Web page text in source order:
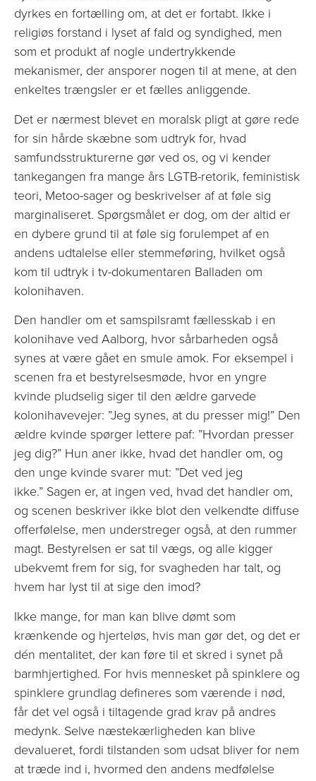
dyrkes en fortælling om, at det er fortabt. Ikke i
religiøs forstand i lyset af fald og syndighed, men
som et produkt af nogle undertrykkende
mekanismer, der ansporer nogen til at mene, at den
enkeltes trængsler er et fælles anliggende.
Det er nærmest blevet en moralsk pligt at gøre rede
for sin hårde skæbne som udtryk for, hvad
samfundsstrukturerne gør ved os, og vi kender
tankegangen fra mange års LGTB-retorik, feministisk
teori, Metoo-sager og beskrivelser af at føle sig
marginaliseret. Spørgsmålet er dog, om der altid er
en dybere grund til at føle sig forulempet af en
andens udtalelse eller stemmeføring, hvilket også
kom til udtryk i tv-dokumentaren Balladen om
kolonihaven.
Den handler om et samspilsramt fællesskab i en
kolonihave ved Aalborg, hvor sårbarheden også
synes at være gået en smule amok. For eksempel i
scenen fra et bestyrelsesmøde, hvor en yngre
kvinde pludselig siger til den ældre garvede
kolonihavevejer: ”Jeg synes, at du presser mig!” Den
ældre kvinde spørger lettere paf: ”Hvordan presser
jeg dig?” Hun aner ikke, hvad det handler om, og
den unge kvinde svarer mut: ”Det ved jeg
ikke.” Sagen er, at ingen ved, hvad det handler om,
og scenen beskriver ikke blot den velkendte diffuse
offerfølelse, men understreger også, at den rummer
magt. Bestyrelsen er sat til vægs, og alle kigger
ubekvemt frem for sig, for svagheden har talt, og
hvem har lyst til at sige den imod?
Ikke mange, for man kan blive dømt som
krænkende og hjerteløs, hvis man gør det, og det er
dén mentalitet, der kan føre til et skred i synet på
barmhjertighed. For hvis mennesket på spinklere og
spinklere grundlag defineres som værende i nød,
får det vel også i tiltagende grad krav på andres
medynk. Selve næstekærligheden kan blive
devalueret, fordi tilstanden som udsat bliver for nem
at træde ind i, hvormed den andens medfølelse